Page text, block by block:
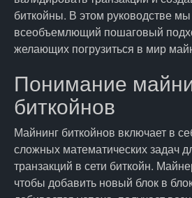
биткойны. В этом руководстве
всеобъемлющий пошаговый
желающих погрузиться в мир
Понимание
биткойнов
Майнинг биткойнов включает в
сложных математических задач
транзакций в сети биткойн.
чтобы добавить новый блок в